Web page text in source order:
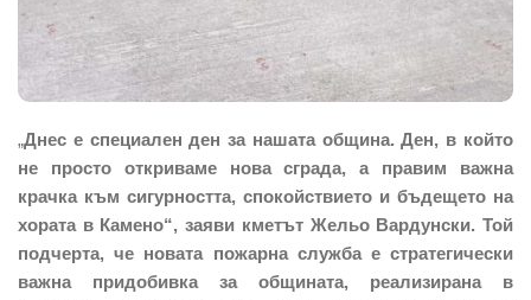
„Днес е специален ден за нашата община. Ден, в който
не просто откриваме нова сграда, а правим важна
крачка към сигурността, спокойствието и бъдещето на
хората в Камено“, заяви кметът Жельо Вардунски. Той
подчерта, че новата пожарна служба е стратегически
важна придобивка за общината, реализирана в